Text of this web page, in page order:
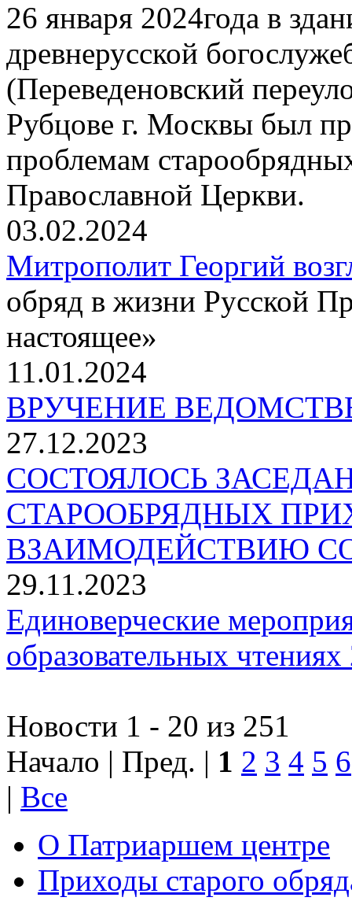
26 января 2024года в
древнерусской
(Переведеновский
Рубцове г. Москвы был
проблемам
Православной Церкви.
03.02.2024
Митрополит Георгий
обряд в жизни Русской
настоящее»
11.01.2024
ВРУЧЕНИЕ
27.12.2023
СОСТОЯЛОСЬ
СТАРООБРЯДНЫХ
ВЗАИМОДЕЙСТВИЮ
29.11.2023
Единоверческие
образовательных чтениях
Новости 1 - 20 из 251
Начало | Пред. | 1 2 3 4 5 6
| Все
О Патриаршем центре
Приходы старого